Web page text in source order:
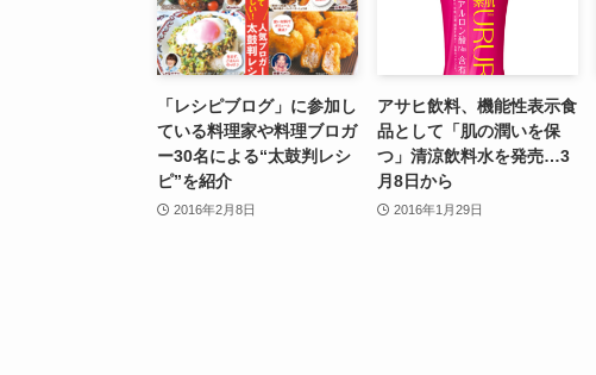
「レシピブログ」に参加し
ている料理家や料理ブロガ
ー30名による“太鼓判レシ
ピ”を紹介
2016年2月8日
アサヒ飲料、機能性表示食
品として「肌の潤いを保
つ」清涼飲料水を発売…3
月8日から
2016年1月29日